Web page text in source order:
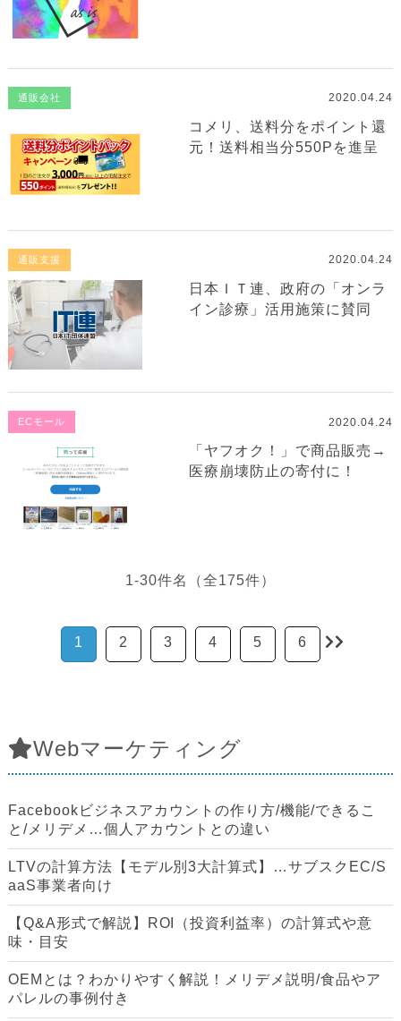
通販会社 2020.04.24
コメリ、送料分をポイント還
元！送料相当分550Pを進呈
通販支援 2020.04.24
日本ＩＴ連、政府の「オンラ
イン診療」活用施策に賛同
ECモール 2020.04.24
「ヤフオク！」で商品販売→
医療崩壊防止の寄付に！
1-30件名（全175件）
1 2 3 4 5 6
Webマーケティング
Facebookビジネスアカウントの作り方/機能/できるこ
と/メリデメ…個人アカウントとの違い
LTVの計算方法【モデル別3大計算式】…サブスクEC/S
aaS事業者向け
【Q&A形式で解説】ROI（投資利益率）の計算式や意
味・目安
OEMとは？わかりやすく解説！メリデメ説明/食品やア
パレルの事例付き